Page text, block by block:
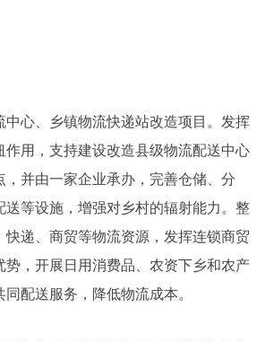
心、乡镇物流快递站改造项目。发挥
作用，支持建设改造县级物流配送中心
，并由一家企业承办，完善仓储、分
送等设施，增强对乡村的辐射能力。整
快递、商贸等物流资源，发挥连锁商贸
势，开展日用消费品、农资下乡和农产
配送服务，降低物流成本。